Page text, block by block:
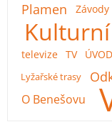
Plamen Závody
televize TV ÚVOD
Lyžařské trasy
O Benešovu